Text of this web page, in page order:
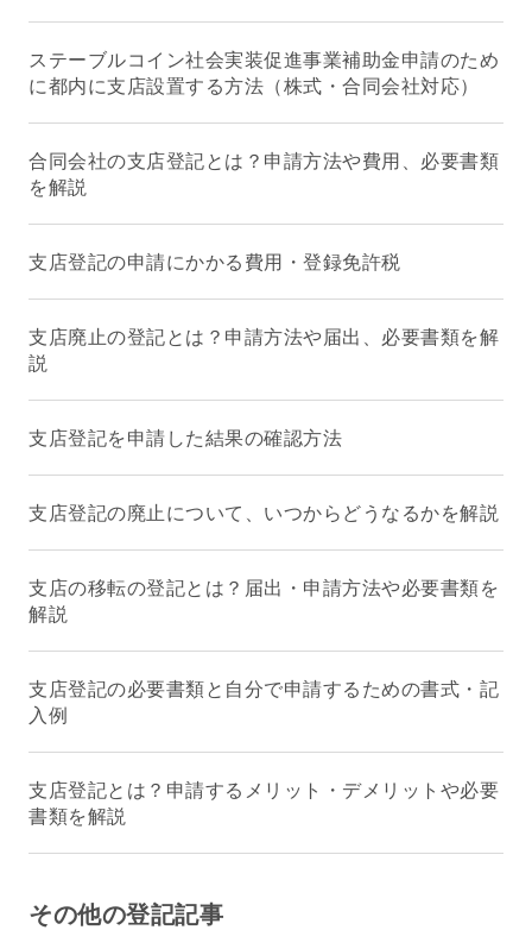
ステーブルコイン社会実装促進事業補助金申請のため
に都内に支店設置する方法（株式・合同会社対応）
合同会社の支店登記とは？申請方法や費用、必要書類
を解説
支店登記の申請にかかる費用・登録免許税
支店廃止の登記とは？申請方法や届出、必要書類を解
説
支店登記を申請した結果の確認方法
支店登記の廃止について、いつからどうなるかを解説
支店の移転の登記とは？届出・申請方法や必要書類を
解説
支店登記の必要書類と自分で申請するための書式・記
入例
支店登記とは？申請するメリット・デメリットや必要
書類を解説
その他の登記記事